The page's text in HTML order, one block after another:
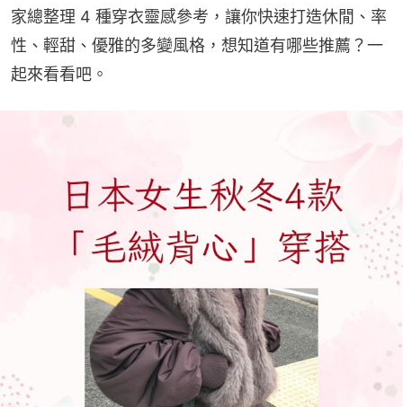
家總整理 4 種穿衣靈感參考，讓你快速打造休閒、率
性、輕甜、優雅的多變風格，想知道有哪些推薦？一
起來看看吧。